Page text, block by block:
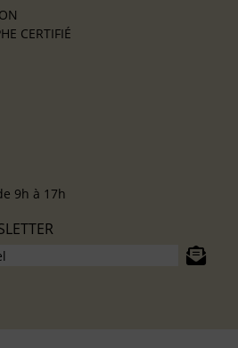
CERTIFIÉ
9h à 17h